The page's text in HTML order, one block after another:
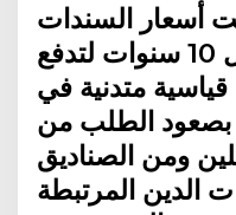
أسعار السندات
الحكومية الايطالية أجل 10 سنوات لتدفع
متدنية في
الطلب من
ومن الصناديق
الدين المرتبطة